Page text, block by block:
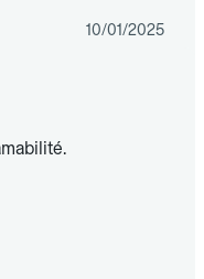
10/01/2025